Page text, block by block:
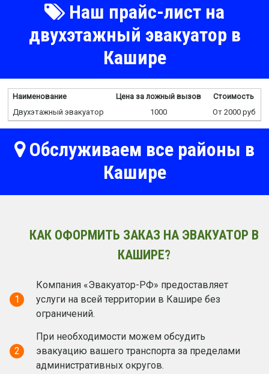
Наш прайс-лист на
двухэтажный эвакуатор в
Кашире
Наименование Цена за ложный вызов
Стоимость
Двухэтажный эвакуатор
1000 От 2000 руб
Обслуживаем все районы в
Кашире
КАК ОФОРМИТЬ ЗАКАЗ НА ЭВАКУАТОР В
КАШИРЕ?
1
Компания «Эвакуатор-РФ» предоставляет
услуги на всей территории в Кашире без
ограничений.
2
При необходимости можем обсудить
эвакуацию вашего транспорта за пределами
административных округов.